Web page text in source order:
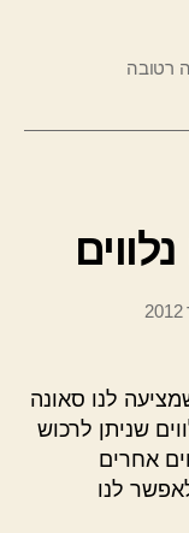
רטובה
לנו סאונה
שניתן לרכוש
אחרים
לנו